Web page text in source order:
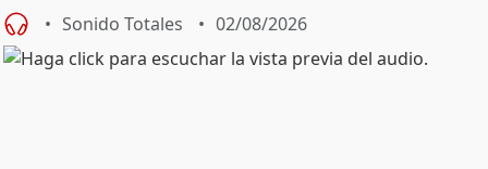
Sonido Totales 02/08/2026